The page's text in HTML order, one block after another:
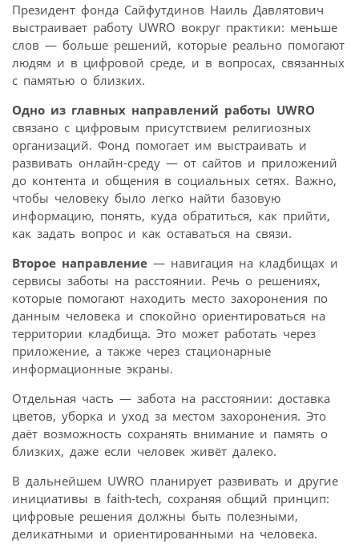
Президент фонда Сайфутдинов Наиль Давлятович
выстраивает работу UWRO вокруг практики: меньше
слов — больше решений, которые реально помогают
людям и в цифровой среде, и в вопросах, связанных
с памятью о близких.
Одно из главных направлений работы UWRO
связано с цифровым присутствием религиозных
организаций. Фонд помогает им выстраивать и
развивать онлайн-среду — от сайтов и приложений
до контента и общения в социальных сетях. Важно,
чтобы человеку было легко найти базовую
информацию, понять, куда обратиться, как прийти,
как задать вопрос и как оставаться на связи.
Второе направление — навигация на кладбищах и
сервисы заботы на расстоянии. Речь о решениях,
которые помогают находить место захоронения по
данным человека и спокойно ориентироваться на
территории кладбища. Это может работать через
приложение, а также через стационарные
информационные экраны.
Отдельная часть — забота на расстоянии: доставка
цветов, уборка и уход за местом захоронения. Это
даёт возможность сохранять внимание и память о
близких, даже если человек живёт далеко.
В дальнейшем UWRO планирует развивать и другие
инициативы в faith-tech, сохраняя общий принцип:
цифровые решения должны быть полезными,
деликатными и ориентированными на человека.